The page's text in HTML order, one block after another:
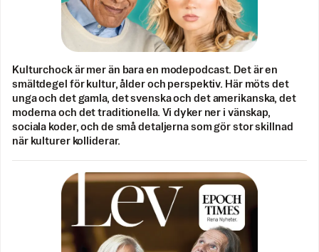
Kulturchock är mer än bara en modepodcast. Det är en
smältdegel för kultur, ålder och perspektiv. Här möts det
unga och det gamla, det svenska och det amerikanska, det
moderna och det traditionella. Vi dyker ner i vänskap,
sociala koder, och de små detaljerna som gör stor skillnad
när kulturer kolliderar.